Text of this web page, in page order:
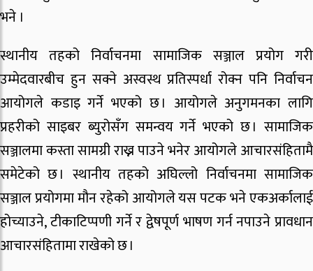
भने ।
स्थानीय तहको निर्वाचनमा सामाजिक सञ्जाल प्रयोग गरी
उम्मेदवारबीच हुन सक्ने अस्वस्थ प्रतिस्पर्धा रोक्न पनि निर्वाचन
आयोगले कडाइ गर्ने भएको छ । आयोगले अनुगमनका लागि
प्रहरीको साइबर ब्युरोसँग समन्वय गर्ने भएको छ । सामाजिक
सञ्जालमा कस्ता सामग्री राख्न पाउने भनेर आयोगले आचारसंहितामै
समेटेको छ । स्थानीय तहको अघिल्लो निर्वाचनमा सामाजिक
सञ्जाल प्रयोगमा मौन रहेको आयोगले यस पटक भने एकअर्कालाई
होच्याउने, टीकाटिप्पणी गर्ने र द्वेषपूर्ण भाषण गर्न नपाउने प्रावधान
आचारसंहितामा राखेको छ ।